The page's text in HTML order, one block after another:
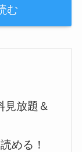
む
見放題＆
める！